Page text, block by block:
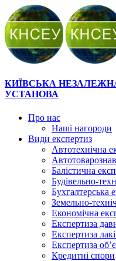
КИЇВСЬКА
УСТАНОВА
Про нас
Наші нагороди
Види експертиз
Автотехнічна
Балістична
Будівельно-
Бухгалтерська
Земельно-
Економічна
Експертиза
Експертиза
Експертиза
Кредитні спори